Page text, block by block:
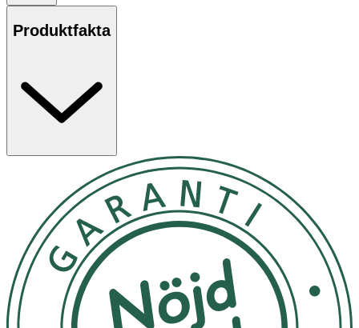
värmeverktyg såsom plattång eller locktång Håll flaskan
ca 20 cm från håret och fokusera på längder och toppar.
Förvaras i rumstemperatur.
Ja
Ingredienser:
Alcohol Denat., Butane, Isobutane, Propane, Aqua,
Octylacrylamide/Acrylates/Butylaminoethyl Methacrylate
Copolymer, Polyurethane-14, AMPAcrylates Copolymer,
Glycerin, Triheptanoin, C13-16 Isoalkane, Aminomethyl
Propanol, Parfum, Citrus Aurantium Peel Oil, Linalool,
Benzyl Salicylate, Hexyl Cinnamal, Tetramethyl
acetyloctahydronaphthalenes, Limonene, Dimethyl
Produktfakta